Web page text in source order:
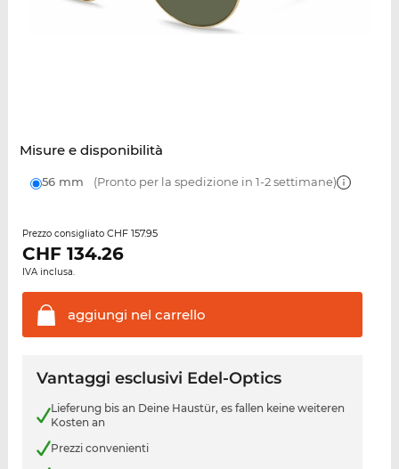
Misure e disponibilità
56 mm (Pronto per la spedizione in 1-2 settimane)
Prezzo consigliato CHF 157.95
CHF 134.26
IVA inclusa.
aggiungi nel carrello
Vantaggi esclusivi Edel-Optics
Lieferung bis an Deine Haustür, es fallen keine weiteren
Kosten an
Prezzi convenienti